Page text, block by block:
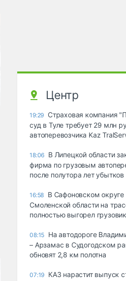
Центр
19:29 Страховая компания
суд в Туле требует 29 млн
автоперевозчика Kaz
18:06 В Липецкой области
фирма по грузовым
после полутора лет убытков
16:58 В Сафоновском округе
Смоленской области на
полностью выгорел грузовик
08:15 На автодороге
– Арзамас в Судогодском
обновят 2,8 км полотна
07:19 КАЗ нарастит выпуск